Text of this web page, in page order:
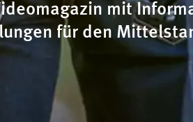
mit
für den